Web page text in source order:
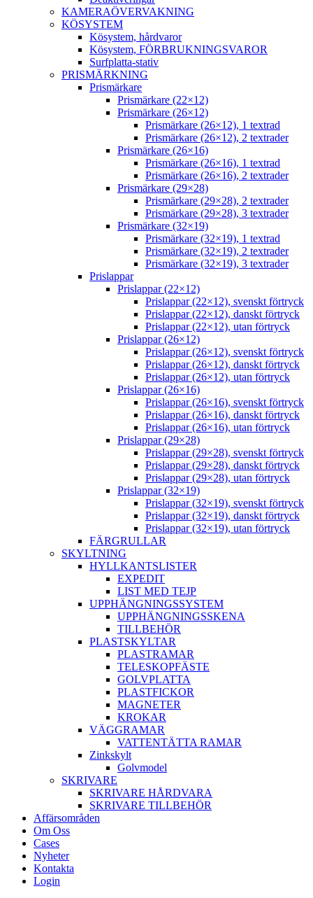
KAMERAÖVERVAKNING
KÖSYSTEM
Kösystem, hårdvaror
Kösystem, FÖRBRUKNINGSVAROR
Surfplatta-stativ
PRISMÄRKNING
Prismärkare
Prismärkare (22×12)
Prismärkare (26×12)
Prismärkare (26×12), 1 textrad
Prismärkare (26×12), 2 textrader
Prismärkare (26×16)
Prismärkare (26×16), 1 textrad
Prismärkare (26×16), 2 textrader
Prismärkare (29×28)
Prismärkare (29×28), 2 textrader
Prismärkare (29×28), 3 textrader
Prismärkare (32×19)
Prismärkare (32×19), 1 textrad
Prismärkare (32×19), 2 textrader
Prismärkare (32×19), 3 textrader
Prislappar
Prislappar (22×12)
Prislappar (22×12), svenskt förtryck
Prislappar (22×12), danskt förtryck
Prislappar (22×12), utan förtryck
Prislappar (26×12)
Prislappar (26×12), svenskt förtryck
Prislappar (26×12), danskt förtryck
Prislappar (26×12), utan förtryck
Prislappar (26×16)
Prislappar (26×16), svenskt förtryck
Prislappar (26×16), danskt förtryck
Prislappar (26×16), utan förtryck
Prislappar (29×28)
Prislappar (29×28), svenskt förtryck
Prislappar (29×28), danskt förtryck
Prislappar (29×28), utan förtryck
Prislappar (32×19)
Prislappar (32×19), svenskt förtryck
Prislappar (32×19), danskt förtryck
Prislappar (32×19), utan förtryck
FÄRGRULLAR
SKYLTNING
HYLLKANTSLISTER
EXPEDIT
LIST MED TEJP
UPPHÄNGNINGSSYSTEM
UPPHÄNGNINGSSKENA
TILLBEHÖR
PLASTSKYLTAR
PLASTRAMAR
TELESKOPFÄSTE
GOLVPLATTA
PLASTFICKOR
MAGNETER
KROKAR
VÄGGRAMAR
VATTENTÄTTA RAMAR
Zinkskylt
Golvmodel
SKRIVARE
SKRIVARE HÅRDVARA
SKRIVARE TILLBEHÖR
Affärsområden
Om Oss
Cases
Nyheter
Kontakta
Login